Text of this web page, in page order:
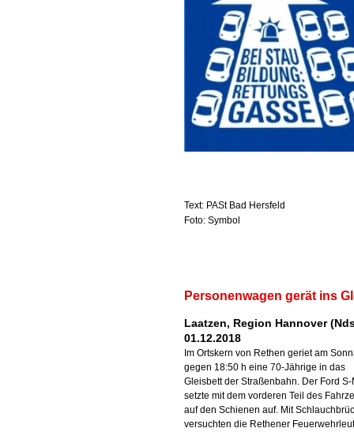
Text: PASt Bad Hersfeld
Foto: Symbol
Personenwagen gerät ins
Laatzen, Region Hannover
01.12.2018
Im Ortskern von Rethen geriet am
gegen 18:50 h eine 70-Jährige in das
Gleisbett der Straßenbahn. Der Ford S-
setzte mit dem vorderen Teil des
auf den Schienen auf. Mit
versuchten die Rethener